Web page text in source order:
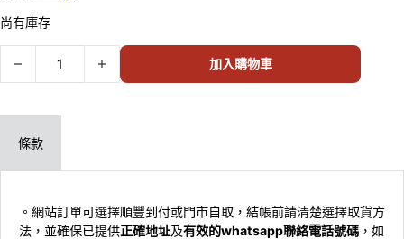
尚有庫存
TAMIYA MINI 4WD HONG KONG RACING TAXI (GREEN SPECIAL)
加入購物車
條款
。網站訂單可選擇順豐到付或門市自取，結帳前請清楚選擇取貨方
法，並確保已提供正確地址及有效的whatsapp聯絡電話號碼 ，如